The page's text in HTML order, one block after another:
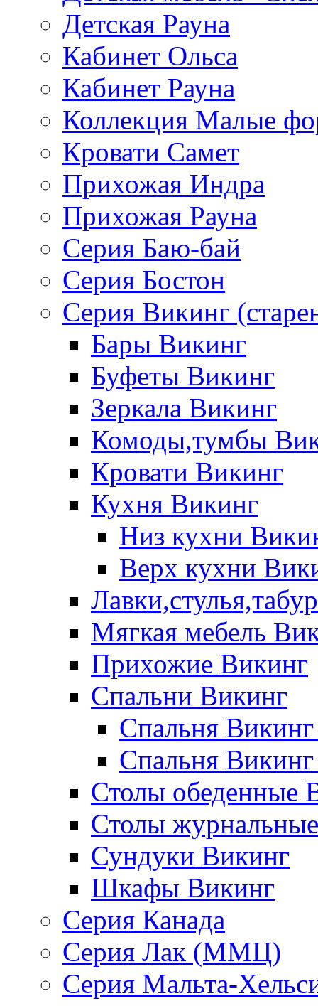
Детская Рауна
Кабинет Ольса
Кабинет Рауна
Коллекция Малые
Кровати Самет
Прихожая Индра
Прихожая Рауна
Серия Баю-бай
Серия Бостон
Серия Викинг
Бары Викинг
Буфеты Викинг
Зеркала Викинг
Комоды,тумбы
Кровати Викинг
Кухня Викинг
Низ кухни
Верх кухни
Мягкая мебель
Прихожие Викинг
Спальни Викинг
Спальня
Спальня
Столы обеденные
Столы
Сундуки Викинг
Шкафы Викинг
Серия Канада
Серия Лак (ММЦ)
Серия Мальта-